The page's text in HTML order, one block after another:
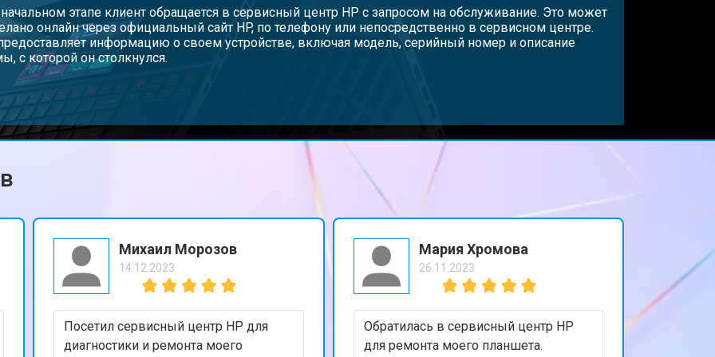
от 110 мин от 3800 ₽ Заказать
от 1200 ₽
от 50 мин от 2300 ₽ Заказать
от 70 мин от 2200 ₽ Заказать
этапе клиент обращается в сервисный центр HP с запросом на обслуживание. Это может
онлайн через официальный сайт HP, по телефону или непосредственно в сервисном центре.
информацию о своем устройстве, включая модель, серийный номер и описание
с которой он столкнулся.
Михаил Морозов
14.12.2023
Посетил сервисный центр HP для
диагностики и ремонта моего
Мария Хромова
26.11.2023
Обратилась в сервисный центр HP
для ремонта моего планшета.